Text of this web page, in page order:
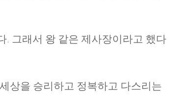
. 그래서 왕 같은 제사장이라고 했다
상을 승리하고 정복하고 다스리는